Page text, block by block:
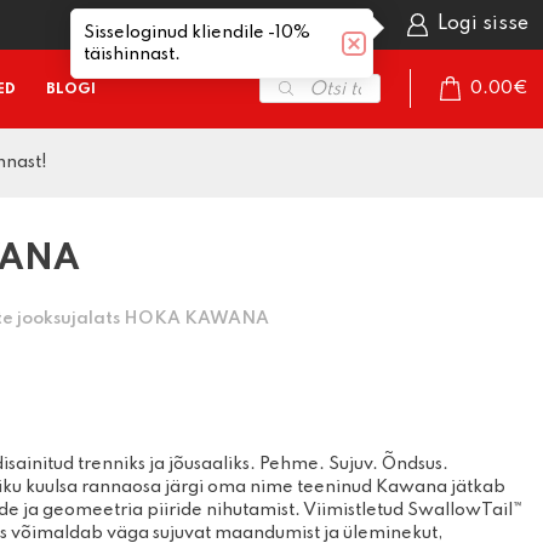
Rattad ja laagrid
Varuosad
Kiivrid
varuosad
Kindad
Mäesuusaprillid
BLOGI
Products
search
0.00€
Avaleht Logi sisse
Sisseloginud kliendile -10%
täishinnast.
jooksujalats HOKA KAWANA
trenniks ja jõusaaliks. Pehme. Sujuv. Õndsus.
kuulsa rannaosa järgi oma nime teeninud Kawana jätkab
ja geomeetria piiride nihutamist. Viimistletud SwallowTail™
võimaldab väga sujuvat maandumist ja üleminekut,